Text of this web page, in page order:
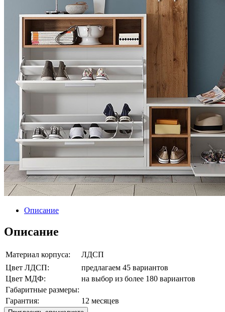
Описание
Описание
Материал корпуса:
ЛДСП
Цвет ЛДСП:
предлагаем 45 вариантов
Цвет МДФ:
на выбор из более 180 вариантов
Габаритные размеры:
Гарантия:
12 месяцев